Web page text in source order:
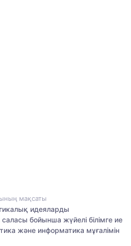
мақсаты
идеяларды
саласы бойынша жүйелі білімге ие
және информатика мұғалімін